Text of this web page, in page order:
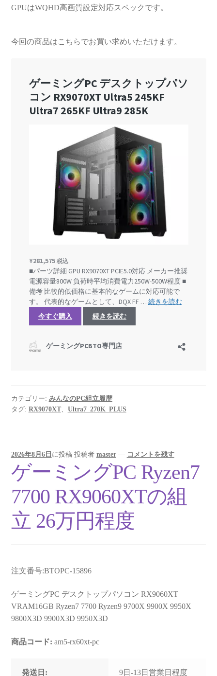
GPUはWQHD高画質設定対応スペックです。
今回の商品はこちらでお買い求めいただけます。
カテゴリー: みんなのPC組立履歴
タグ: RX9070XT、 Ultra7_270K_PLUS
2026年8月6日 に投稿 投稿者 master — コメントを残す
ゲーミングPC Ryzen7
7700 RX9060XTの組
立 26万円程度
注文番号:BTOPC-15896
ゲーミングPC デスクトップパソコン RX9060XT
VRAM16GB Ryzen7 7700 Ryzen9 9700X 9900X 9950X
9800X3D 9900X3D 9950X3D
商品コード: am5-rx60xt-pc
発送日: 9日-13日営業日程度